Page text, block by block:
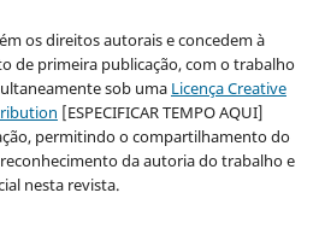
os direitos autorais e concedem à
de primeira publicação, com o trabalho
sob uma Licença Creative
[ESPECIFICAR TEMPO AQUI]
permitindo o compartilhamento do
da autoria do trabalho e
nesta revista.